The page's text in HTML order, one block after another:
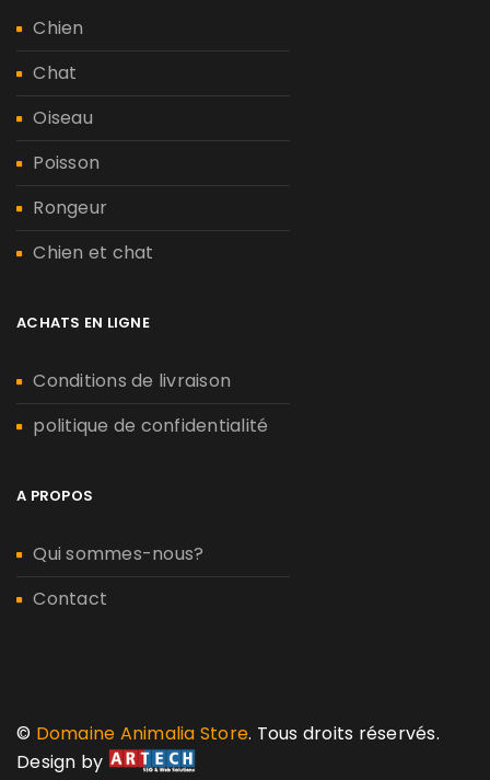
Chien
Chat
Oiseau
Poisson
Rongeur
Chien et chat
ACHATS EN LIGNE
Conditions de livraison
politique de confidentialité
A PROPOS
Qui sommes-nous?
Contact
© Domaine Animalia Store. Tous droits réservés.
Design by